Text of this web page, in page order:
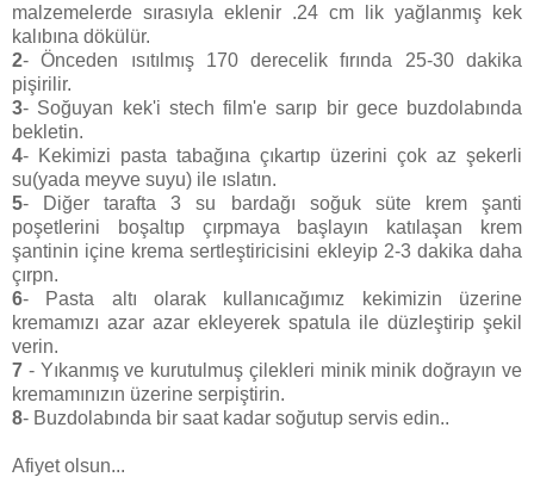
malzemelerde sırasıyla eklenir .24 cm lik yağlanmış kek
kalıbına dökülür.
2- Önceden ısıtılmış 170 derecelik fırında 25-30 dakika
pişirilir.
3- Soğuyan kek'i stech film'e sarıp bir gece buzdolabında
bekletin.
4- Kekimizi pasta tabağına çıkartıp üzerini çok az şekerli
su(yada meyve suyu) ile ıslatın.
5- Diğer tarafta 3 su bardağı soğuk süte krem şanti
poşetlerini boşaltıp çırpmaya başlayın katılaşan krem
şantinin içine krema sertleştiricisini ekleyip 2-3 dakika daha
çırpn.
6- Pasta altı olarak kullanıcağımız kekimizin üzerine
kremamızı azar azar ekleyerek spatula ile düzleştirip şekil
verin.
7 - Yıkanmış ve kurutulmuş çilekleri minik minik doğrayın ve
kremamınızın üzerine serpiştirin.
8- Buzdolabında bir saat kadar soğutup servis edin..
Afiyet olsun...